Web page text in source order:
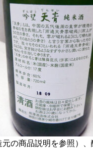
元の商品説明を参照）、